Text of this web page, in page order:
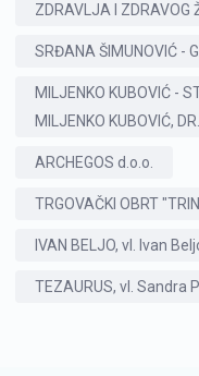
ZDRAVLJA I ZDRAVOG
SRĐANA ŠIMUNOVIĆ -
MILJENKO KUBOVIĆ -
MILJENKO KUBOVIĆ,
ARCHEGOS d.o.o.
TRGOVAČKI OBRT
IVAN BELJO, vl. Ivan
TEZAURUS, vl. Sandra